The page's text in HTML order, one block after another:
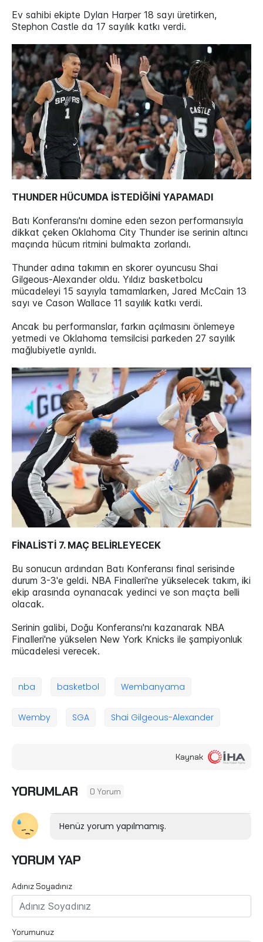
Ev sahibi ekipte Dylan Harper 18 sayı üretirken,
Stephon Castle da 17 sayılık katkı verdi.
THUNDER HÜCUMDA İSTEDİĞİNİ YAPAMADI
Batı Konferansı'nı domine eden sezon performansıyla
dikkat çeken Oklahoma City Thunder ise serinin altıncı
maçında hücum ritmini bulmakta zorlandı.
Thunder adına takımın en skorer oyuncusu Shai
Gilgeous-Alexander oldu. Yıldız basketbolcu
mücadeleyi 15 sayıyla tamamlarken, Jared McCain 13
sayı ve Cason Wallace 11 sayılık katkı verdi.
Ancak bu performanslar, farkın açılmasını önlemeye
yetmedi ve Oklahoma temsilcisi parkeden 27 sayılık
mağlubiyetle ayrıldı.
FİNALİSTİ 7. MAÇ BELİRLEYECEK
Bu sonucun ardından Batı Konferansı final serisinde
durum 3-3'e geldi. NBA Finalleri'ne yükselecek takım, iki
ekip arasında oynanacak yedinci ve son maçta belli
olacak.
Serinin galibi, Doğu Konferansı'nı kazanarak NBA
Finalleri'ne yükselen New York Knicks ile şampiyonluk
mücadelesi verecek.
nba basketbol Wembanyama
Wemby SGA Shai Gilgeous-Alexander
Kaynak
YORUMLAR 0 Yorum
Henüz yorum yapılmamış.
YORUM YAP
Adınız Soyadınız
Yorumunuz